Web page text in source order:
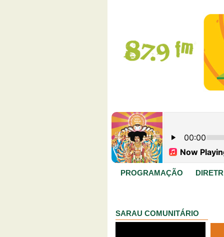
PROGRAMAÇÃO
SARAU COMUNITÁRIO